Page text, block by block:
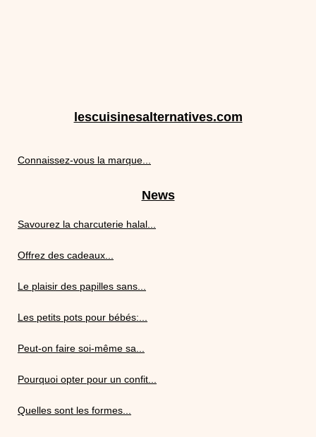
lescuisinesalternatives.com
Connaissez-vous la marque...
News
Savourez la charcuterie halal...
Offrez des cadeaux...
Le plaisir des papilles sans...
Les petits pots pour bébés:...
Peut-on faire soi-même sa...
Pourquoi opter pour un confit...
Quelles sont les formes...